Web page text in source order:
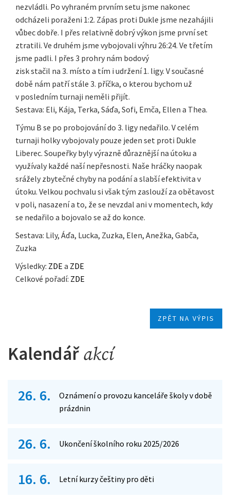
nezvládli. Po vyhraném prvním setu jsme nakonec
odcházeli poraženi 1:2. Zápas proti Dukle jsme nezahájili
vůbec dobře. I přes relativně dobrý výkon jsme první set
ztratili. Ve druhém jsme vybojovali výhru 26:24. Ve třetím
jsme padli. I přes 3 prohry nám bodový
zisk stačil na 3. místo a tím i udržení 1. ligy. V současné
době nám patří stále 3. příčka, o kterou bychom už
v posledním turnaji neměli přijít.
Sestava: Eli, Kája, Terka, Sáďa, Sofi, Emča, Ellen a Thea.
Týmu B se po probojování do 3. ligy nedařilo. V celém
turnaji holky vybojovaly pouze jeden set proti Dukle
Liberec. Soupeřky byly výrazně důraznější na útoku a
využívaly každé naší nepřesnosti. Naše hráčky naopak
srážely zbytečné chyby na podání a slabší efektivita v
útoku. Velkou pochvalu si však tým zaslouží za obětavost
v poli, nasazení a to, že se nevzdal ani v momentech, kdy
se nedařilo a bojovalo se až do konce.
Sestava: Lily, Áďa, Lucka, Zuzka, Elen, Anežka, Gabča,
Zuzka
Výsledky: ZDE a ZDE
Celkové pořadí: ZDE
ZPĚT NA VÝPIS
Kalendářakcí
26. 6.
Oznámení o provozu kanceláře školy v době
prázdnin
26. 6. Ukončení školního roku 2025/2026
16. 6. Letní kurzy češtiny pro děti